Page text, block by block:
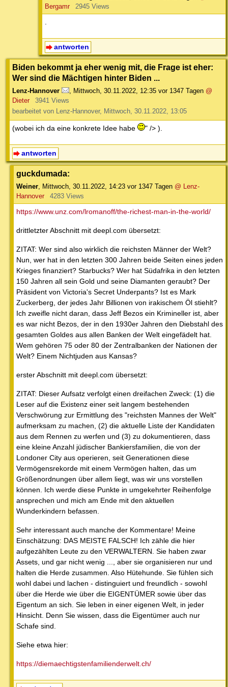
Bergamr
2945 Views
antworten
Biden bekommt ja eher wenig mit, die Frage ist eher:
Wer sind die Mächtigen hinter Biden ...
Lenz-Hannover Mittwoch, 30.11.2022, 12:35 vor 1347 Tagen @
Dieter
3941 Views
bearbeitet von Lenz-Hannover, Mittwoch, 30.11.2022, 13:05
(wobei ich da eine konkrete Idee habe " /> ).
antworten
guckdumada:
Weiner Mittwoch, 30.11.2022, 14:23 vor 1347 Tagen @ Lenz-
Hannover
4283 Views
https://www.unz.com/lromanoff/the-richest-man-in-the-world/
drittletzter Abschnitt mit deepl.com übersetzt:
ZITAT: Wer sind also wirklich die reichsten Männer der Welt?
Nun, wer hat in den letzten 300 Jahren beide Seiten eines jeden
Krieges finanziert? Starbucks? Wer hat Südafrika in den letzten
150 Jahren all sein Gold und seine Diamanten geraubt? Der
Präsident von Victoria's Secret Underpants? Ist es Mark
Zuckerberg, der jedes Jahr Billionen von irakischem Öl stiehlt?
Ich zweifle nicht daran, dass Jeff Bezos ein Krimineller ist, aber
es war nicht Bezos, der in den 1930er Jahren den Diebstahl des
gesamten Goldes aus allen Banken der Welt eingefädelt hat.
Wem gehören 75 oder 80 der Zentralbanken der Nationen der
Welt? Einem Nichtjuden aus Kansas?
erster Abschnitt mit deepl.com übersetzt:
ZITAT: Dieser Aufsatz verfolgt einen dreifachen Zweck: (1) die
Leser auf die Existenz einer seit langem bestehenden
Verschwörung zur Ermittlung des "reichsten Mannes der Welt"
aufmerksam zu machen, (2) die aktuelle Liste der Kandidaten
aus dem Rennen zu werfen und (3) zu dokumentieren, dass
eine kleine Anzahl jüdischer Bankiersfamilien, die von der
Londoner City aus operieren, seit Generationen diese
Vermögensrekorde mit einem Vermögen halten, das um
Größenordnungen über allem liegt, was wir uns vorstellen
können. Ich werde diese Punkte in umgekehrter Reihenfolge
ansprechen und mich am Ende mit den aktuellen
Wunderkindern befassen.
Sehr interessant auch manche der Kommentare! Meine
Einschätzung: DAS MEISTE FALSCH! Ich zähle die hier
aufgezählten Leute zu den VERWALTERN. Sie haben zwar
Assets, und gar nicht wenig ..., aber sie organisieren nur und
halten die Herde zusammen. Also Hütehunde. Sie fühlen sich
wohl dabei und lachen - distinguiert und freundlich - sowohl
über die Herde wie über die EIGENTÜMER sowie über das
Eigentum an sich. Sie leben in einer eigenen Welt, in jeder
Hinsicht. Denn Sie wissen, dass die Eigentümer auch nur
Schafe sind.
Siehe etwa hier:
https://diemaechtigstenfamilienderwelt.ch/